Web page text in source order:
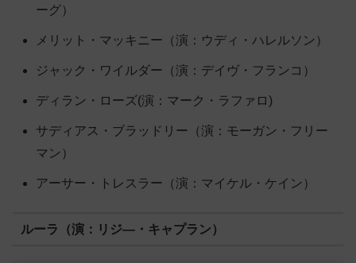
ーグ）
メリット・マッキニー（演：ウディ・ハレルソン）
ジャック・ワイルダー（演：デイヴ・フランコ）
ディラン・ローズ(演：マーク・ラファロ)
サディアス・ブラッドリー（演：モーガン・フリー
マン）
アーサー・トレスラー（演：マイケル・ケイン）
ルーラ（演：リジ―・キャプラン）